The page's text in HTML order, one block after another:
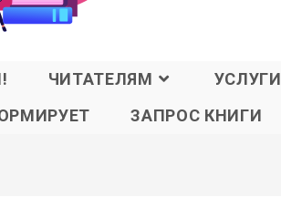
ЧИТАТЕЛЯМ УСЛУГИ
ЗАПРОС КНИГИ